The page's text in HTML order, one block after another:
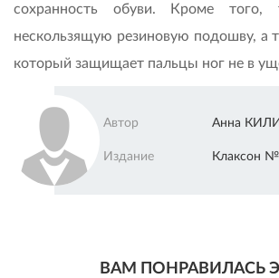
сохранность обуви. Кроме
нескользящую резиновую подошву, а
который защищает пальцы ног не в
Автор Анна
Издание Клаксон
ВАМ ПОНРАВИЛАСЬ